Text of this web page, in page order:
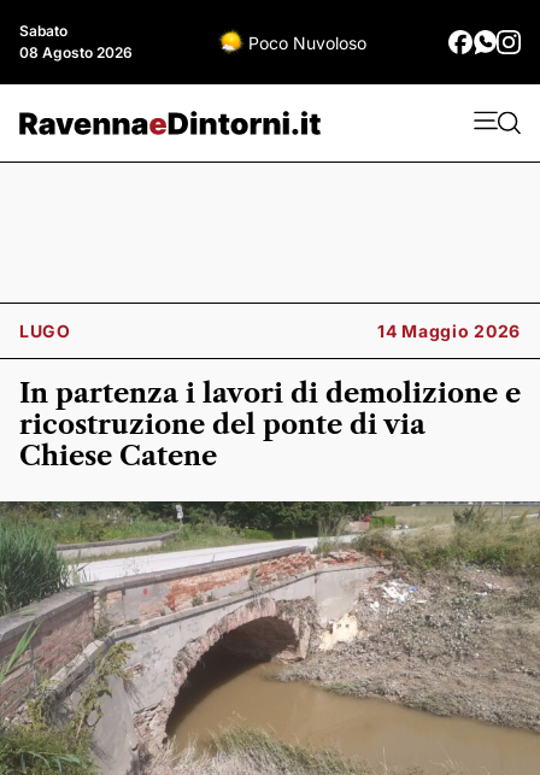
Sabato
08 Agosto 2026
Poco Nuvoloso
LUGO 14 Maggio 2026
In partenza i lavori di demolizione e
ricostruzione del ponte di via
Chiese Catene